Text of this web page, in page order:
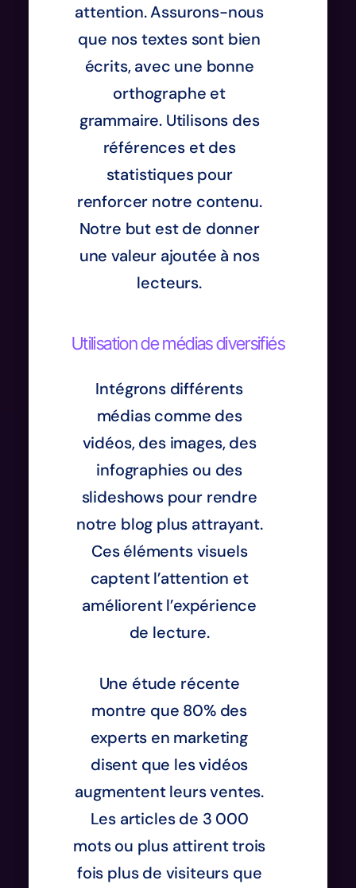
attention. Assurons-nous
que nos textes sont bien
écrits, avec une bonne
orthographe et
grammaire. Utilisons des
références et des
statistiques pour
renforcer notre contenu.
Notre but est de donner
une valeur ajoutée à nos
lecteurs.
Utilisation de médias diversifiés
Intégrons différents
médias comme des
vidéos, des images, des
infographies ou des
slideshows pour rendre
notre blog plus attrayant.
Ces éléments visuels
captent l’attention et
améliorent l’expérience
de lecture.
Une étude récente
montre que 80% des
experts en marketing
disent que les vidéos
augmentent leurs ventes.
Les articles de 3 000
mots ou plus attirent trois
fois plus de visiteurs que